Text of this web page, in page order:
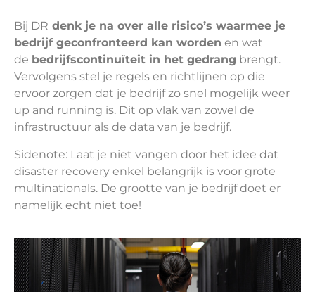
Bij DR denk je na over alle risico’s waarmee je
bedrijf geconfronteerd kan worden en wat
de bedrijfscontinuïteit in het gedrang brengt.
Vervolgens stel je regels en richtlijnen op die
ervoor zorgen dat je bedrijf zo snel mogelijk weer
up and running is. Dit op vlak van zowel de
infrastructuur als de data van je bedrijf.
Sidenote: Laat je niet vangen door het idee dat
disaster recovery enkel belangrijk is voor grote
multinationals. De grootte van je bedrijf doet er
namelijk echt niet toe!